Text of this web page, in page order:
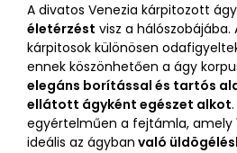
A divatos Venezia kárpitozott
életérzést visz a hálószobájába.
kárpitosok különösen
ennek köszönhetően a ágy
elegáns borítással és tartós
ellátott ágyként egészet alkot
egyértelműen a fejtámla, amely
ideális az ágyban való